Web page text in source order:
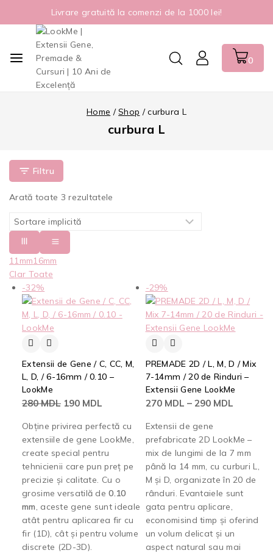
Livrare gratuită la comenzi de la 1000 lei!
0
Home / Shop / curbura L
curbura L
Filtru
Arată toate 3 rezultatele
11mm16mm
Clar Toate
-32%
Extensii de Gene / C, CC, M,
L, D, / 6-16mm / 0.10 –
LookMe
280MDL 190 MDL
Obține privirea perfectă cu
extensiile de gene LookMe,
create special pentru
tehnicienii care pun preț pe
precizie și calitate. Cu o
grosime versatilă de0.10
mm , aceste gene sunt ideale
atât pentru aplicarea fir cu
fir (1D), cât și pentru volume
discrete (2D-3D).
-29%
PREMADE 2D / L, M, D / Mix
7-14mm / 20 de Rinduri –
Extensii Gene LookMe
270 MDL – 290 MDL
Extensii de gene
prefabricate 2D LookMe –
mix de lungimi de la 7 mm
până la 14 mm, cu curburi L,
M și D, organizate în 20 de
rânduri. Evantaiele sunt
gata pentru aplicare,
economisind timp și oferind
un volum delicat și un
aspect natural sau mai